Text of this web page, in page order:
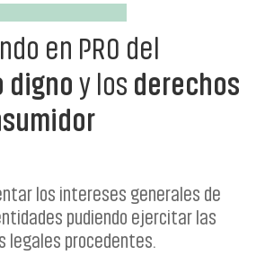
en PRO del
dignoy los derechos
los intereses generales de
pudiendo ejercitar las
legales procedentes.